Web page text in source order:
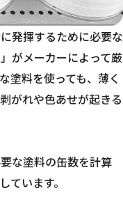
発揮するために必要な
がメーカーによって厳
塗料を使っても、薄く
がれや色あせが起きる
な塗料の缶数を計算
ています。